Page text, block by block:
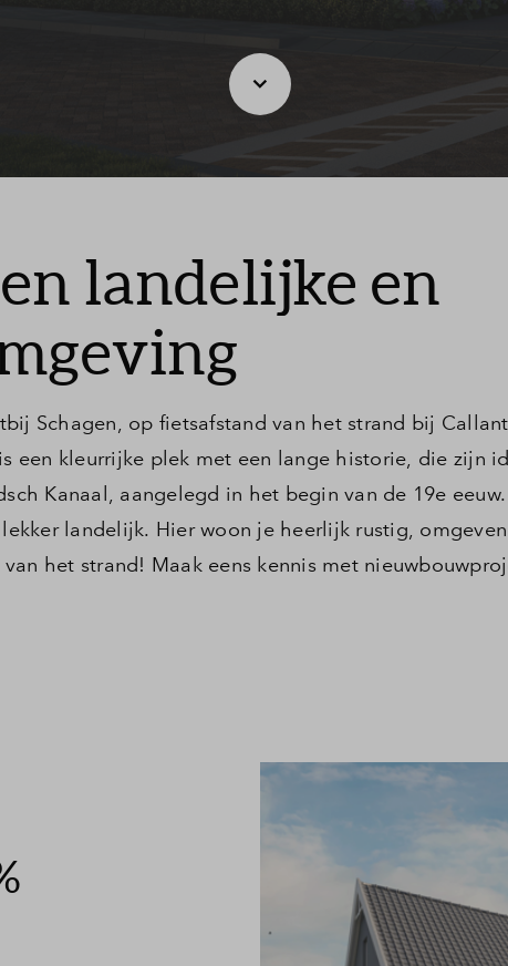
landelijke en
Schagen, op fietsafstand van het strand bij
een kleurrijke plek met een lange historie, die zijn
Kanaal, aangelegd in het begin van de 19e
landelijk. Hier woon je heerlijk rustig,
het strand! Maak eens kennis met